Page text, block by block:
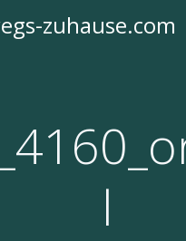
Inhalt
zuhause.com
l